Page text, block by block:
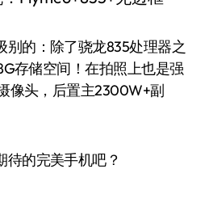
别的：除了骁龙835处理器之
存储空间！在拍照上也是强
像头，后置主2300W+副
待的完美手机吧？